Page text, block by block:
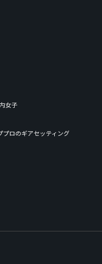
女子
プロのギアセッティング